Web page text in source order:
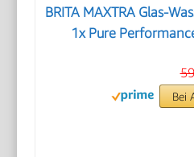
BRITA MAXTRA Glas-
1x Pure
Bei